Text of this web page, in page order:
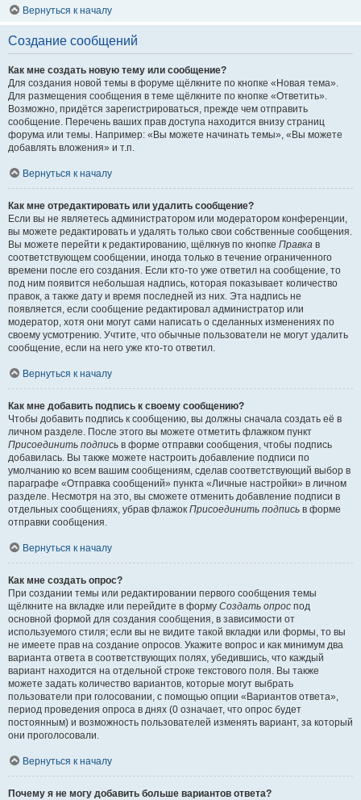
Вернуться к началу
Создание сообщений
Как мне создать новую тему или сообщение?
Для создания новой темы в форуме щёлкните по кнопке «Новая тема».
Для размещения сообщения в теме щёлкните по кнопке «Ответить».
Возможно, придётся зарегистрироваться, прежде чем отправить
сообщение. Перечень ваших прав доступа находится внизу страниц
форума или темы. Например: «Вы можете начинать темы», «Вы можете
добавлять вложения» и т.п.
Вернуться к началу
Как мне отредактировать или удалить сообщение?
Если вы не являетесь администратором или модератором конференции,
вы можете редактировать и удалять только свои собственные сообщения.
Вы можете перейти к редактированию, щёлкнув по кнопке Правка в
соответствующем сообщении, иногда только в течение ограниченного
времени после его создания. Если кто-то уже ответил на сообщение, то
под ним появится небольшая надпись, которая показывает количество
правок, а также дату и время последней из них. Эта надпись не
появляется, если сообщение редактировал администратор или
модератор, хотя они могут сами написать о сделанных изменениях по
своему усмотрению. Учтите, что обычные пользователи не могут удалить
сообщение, если на него уже кто-то ответил.
Вернуться к началу
Как мне добавить подпись к своему сообщению?
Чтобы добавить подпись к сообщению, вы должны сначала создать её в
личном разделе. После этого вы можете отметить флажком пункт
Присоединить подпись в форме отправки сообщения, чтобы подпись
добавилась. Вы также можете настроить добавление подписи по
умолчанию ко всем вашим сообщениям, сделав соответствующий выбор в
параграфе «Отправка сообщений» пункта «Личные настройки» в личном
разделе. Несмотря на это, вы сможете отменить добавление подписи в
отдельных сообщениях, убрав флажок Присоединить подпись в форме
отправки сообщения.
Вернуться к началу
Как мне создать опрос?
При создании темы или редактировании первого сообщения темы
щёлкните на вкладке или перейдите в форму Создать опрос под
основной формой для создания сообщения, в зависимости от
используемого стиля; если вы не видите такой вкладки или формы, то вы
не имеете прав на создание опросов. Укажите вопрос и как минимум два
варианта ответа в соответствующих полях, убедившись, что каждый
вариант находится на отдельной строке текстового поля. Вы также
можете задать количество вариантов, которые могут выбрать
пользователи при голосовании, с помощью опции «Вариантов ответа»,
период проведения опроса в днях (0 означает, что опрос будет
постоянным) и возможность пользователей изменять вариант, за который
они проголосовали.
Вернуться к началу
Почему я не могу добавить больше вариантов ответа?